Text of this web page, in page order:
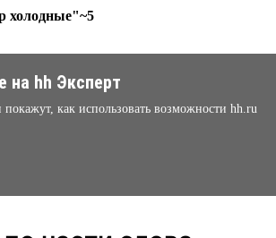
холодные"~5
на hh Эксперт
как использовать возможности hh.ru